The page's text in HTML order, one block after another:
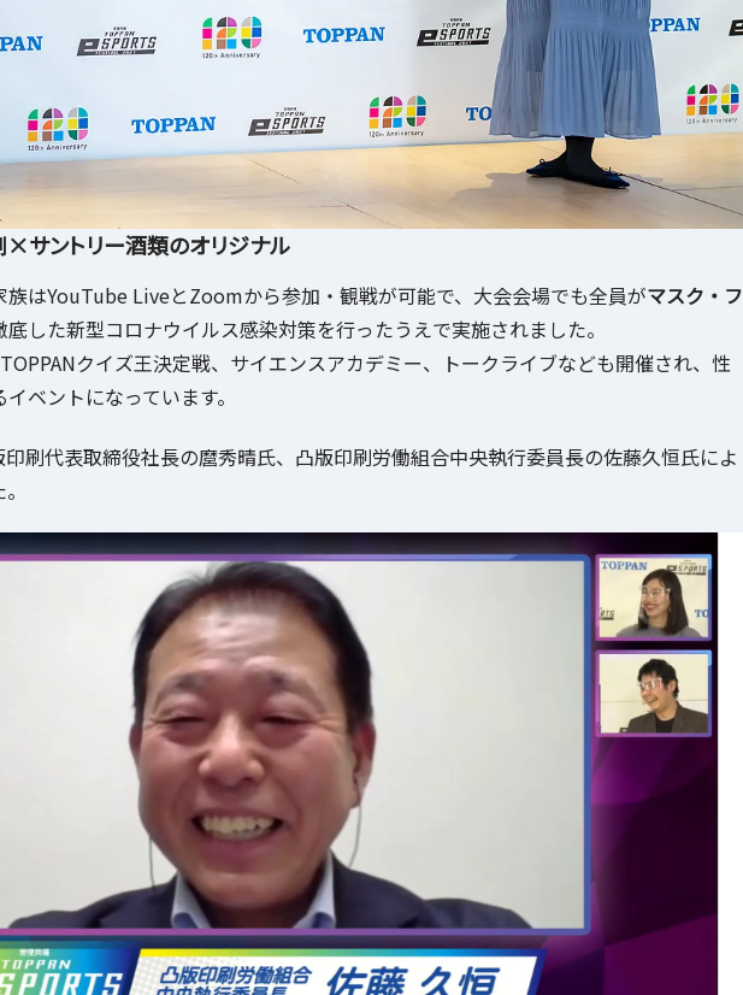
×サントリー酒類のオリジナル
はYouTube LiveとZoomから参加・観戦が可能で、大会会場でも全員がマスク・フ
底した新型コロナウイルス感染対策を行ったうえで実施されました。
クイズ王決定戦、サイエンスアカデミー、トークライブなども開催され、性
ベントになっています。
刷代表取締役社長の麿秀晴氏、凸版印刷労働組合中央執行委員長の佐藤久恒氏によ